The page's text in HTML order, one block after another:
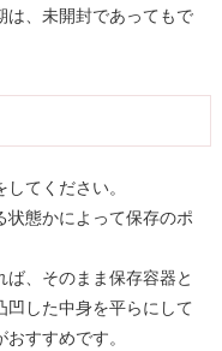
は、未開封であってもで
てください。
態かによって保存のポ
、そのまま保存容器と
凹した中身を平らにして
すすめです。